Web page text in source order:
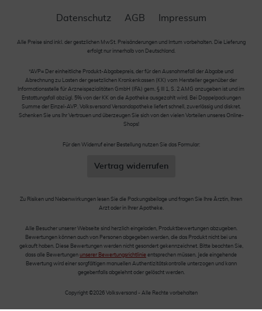
Datenschutz AGB Impressum
Alle Preise sind inkl. der gestzlichen MwSt. Preisänderungen und Irrtum vorbehalten. Die Lieferung
erfolgt nur innerhalb von Deutschland.
*AVP= Der einheitliche Produkt-Abgabepreis, der für den Ausnahmefall der Abgabe und
Abrechnung zu Lasten der gesetzlichen Krankenkassen (KK) vom Hersteller gegenüber der
Informationsstelle für Arzneispezialitäten GmbH (IFA) gem. § III 1, S. 2 AMG anzugeben ist und im
Erstattungsfall abzügl. 5% von der KK an die Apotheke ausgezahlt wird. Bei Doppelpackungen
Summe der Einzel-AVP. Volksversand Versandapotheke liefert schnell, zuverlässig und diskret.
Schenken Sie uns Ihr Vertrauen und überzeugen Sie sich von den vielen Vorteilen unseres Online-
Shops!
Für den Widerruf einer Bestellung nutzen Sie das Formular:
Vertrag widerrufen
Zu Risiken und Nebenwirkungen lesen Sie die Packungsbeilage und fragen Sie Ihre Ärztin, Ihren
Arzt oder in Ihrer Apotheke.
Alle Besucher unserer Webseite sind herzlich eingeladen, Produktbewertungen abzugeben.
Bewertungen können auch von Personen abgegeben werden, die das Produkt nicht bei uns
gekauft haben. Diese Bewertungen werden nicht gesondert gekennzeichnet. Bitte beachten Sie,
dass alle Bewertungen unserer Bewertungsrichtlinie entsprechen müssen. Jede eingehende
Bewertung wird einer sorgfältigen manuellen Authentizitätskontrolle unterzogen und kann
gegebenfalls abgelehnt oder gelöscht werden.
Copyright ©2026 Volksversand - Alle Rechte vorbehalten